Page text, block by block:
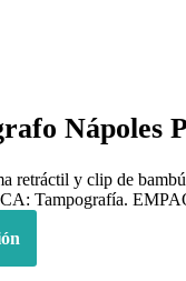
Nápoles
retráctil y clip de
Tampografía.